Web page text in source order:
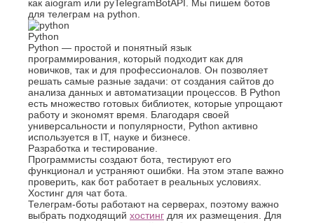
Ола
К
Казань
Калининград
Калуга
Каменск-
Уральский
Камышин
Каспийск
Кемерово
Керчь
Киров
Кисловодск
Ковров
Коломна
Старый
Оскол
Стерлитамак
Судак
Сургут
Сызрань
Сыктывкар
Т
Таганрог
Тамбов
Тверь
Тольятти
Тула
Тюмень
как aiogram или pyTelegramBotAPI. Мы пишем ботов
для телеграм на python.
Python
Python — простой и понятный язык
программирования, который подходит как для
новичков, так и для профессионалов. Он позволяет
решать самые разные задачи: от создания сайтов до
анализа данных и автоматизации процессов. В Python
есть множество готовых библиотек, которые упрощают
работу и экономят время. Благодаря своей
универсальности и популярности, Python активно
используется в IT, науке и бизнесе.
Разработка и тестирование.
Программисты создают бота, тестируют его
функционал и устраняют ошибки. На этом этапе важно
проверить, как бот работает в реальных условиях.
Хостинг для чат бота.
Телеграм-боты работают на серверах, поэтому важно
выбрать подходящий хостинг для их размещения. Для